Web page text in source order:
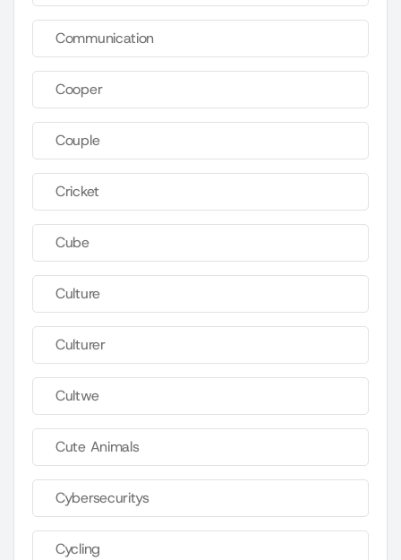
Communication
Cooper
Couple
Cricket
Cube
Culture
Culturer
Cultwe
Cute Animals
Cybersecuritys
Cycling